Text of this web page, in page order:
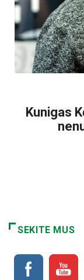
Kunigas
SEKITE MUS